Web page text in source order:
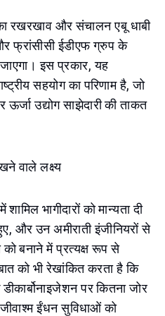
रखरखाव और संचालन एबू धाबी
फ्रांसीसी ईडीएफ ग्रुप के
जाएगा। इस प्रकार, यह
सहयोग का परिणाम है, जो
ऊर्जा उद्योग साझेदारी की ताकत
वाले लक्ष्य
भागीदारों को मान्यता दी
और उन अमीराती इंजीनियरों से
बनाने में प्रत्यक्ष रूप से
को भी रेखांकित करता है कि
पर कितना जोर
ईंधन सुविधाओं को